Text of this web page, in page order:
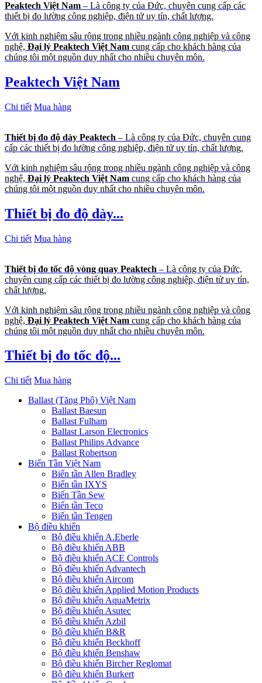
Peaktech Việt Nam – Là công ty của Đức, chuyên cung cấp các
thiết bị đo lường công nghiệp, điện tử uy tín, chất lượng.
Với kinh nghiệm sâu rộng trong nhiều ngành công nghiệp và công
nghệ, Đại lý Peaktech Việt Nam cung cấp cho khách hàng của
chúng tôi một nguồn duy nhất cho nhiều chuyên môn.
Peaktech Việt Nam
Chi tiết Mua hàng
Thiết bị đo độ dày Peaktech – Là công ty của Đức, chuyên cung
cấp các thiết bị đo lường công nghiệp, điện tử uy tín, chất lượng.
Với kinh nghiệm sâu rộng trong nhiều ngành công nghiệp và công
nghệ, Đại lý Peaktech Việt Nam cung cấp cho khách hàng của
chúng tôi một nguồn duy nhất cho nhiều chuyên môn.
Thiết bị đo độ dày...
Chi tiết Mua hàng
Thiết bị đo tốc độ vòng quay Peaktech – Là công ty của Đức,
chuyên cung cấp các thiết bị đo lường công nghiệp, điện tử uy tín,
chất lượng.
Với kinh nghiệm sâu rộng trong nhiều ngành công nghiệp và công
nghệ, Đại lý Peaktech Việt Nam cung cấp cho khách hàng của
chúng tôi một nguồn duy nhất cho nhiều chuyên môn.
Thiết bị đo tốc độ...
Chi tiết Mua hàng
Ballast (Tăng Phô) Việt Nam
Ballast Baesun
Ballast Fulham
Ballast Larson Electronics
Ballast Philips Advance
Ballast Robertson
Biến Tần Việt Nam
Biến tần Allen Bradley
Biến tần IXYS
Biến Tần Sew
Biến tần Teco
Biến tần Tengen
Bộ điều khiển
Bộ điều khiển A.Eberle
Bộ điều khiển ABB
Bộ điều khiển ACE Controls
Bộ điều khiển Advantech
Bộ điều khiển Aircom
Bộ điều khiển Applied Motion Products
Bộ điều khiển AquaMetrix
Bộ điều khiển Asutec
Bộ điều khiển Azbil
Bộ điều khiển B&R
Bộ điều khiển Beckhoff
Bộ điều khiển Benshaw
Bộ điều khiển Bircher Reglomat
Bộ điều khiển Burkert